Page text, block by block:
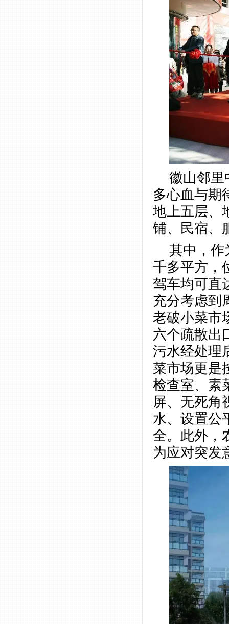
徽山邻里
多心血与期
地上五层、
铺、民宿、
其中，作
千多平方，
驾车均可直
充分考虑到
老破小菜市
六个疏散出
污水经处理
菜市场更是
检查室、素
屏、无死角
水、设置公
全。此外，
为应对突发